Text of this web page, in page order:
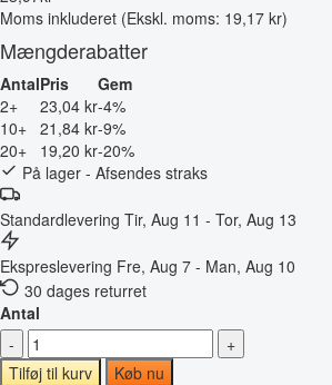
Moms inkluderet (Ekskl. moms: 19,17 kr)
Mængderabatter
AntalPris
Gem
2+
23,04 kr-4%
10+ 21,84 kr-9%
20+
19,20 kr-20%
På lager - Afsendes straks
Standardlevering Tir, Aug 11 - Tor, Aug 13
Ekspreslevering Fre, Aug 7 - Man, Aug 10
30 dages returret
Antal
-
+
Tilføj til kurv
Køb nu